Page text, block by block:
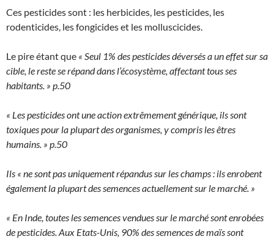
Ces pesticides sont : les herbicides, les pesticides, les
rodenticides, les fongicides et les molluscicides.
Le pire étant que « Seul 1% des pesticides déversés a un effet sur sa
cible, le reste se répand dans l’écosystème, affectant tous ses
habitants. » p.50
« Les pesticides ont une action extrêmement générique, ils sont
toxiques pour la plupart des organismes, y compris les êtres
humains. » p.50
Ils « ne sont pas uniquement répandus sur les champs : ils enrobent
également la plupart des semences actuellement sur le marché. »
« En Inde, toutes les semences vendues sur le marché sont enrobées
de pesticides. Aux Etats-Unis, 90% des semences de maïs sont